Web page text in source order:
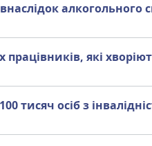
алкогольного
які
тисяч осіб з